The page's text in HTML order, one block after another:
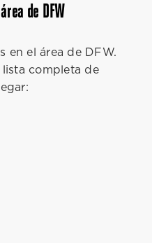
de DFW
en el área de DFW.
completa de